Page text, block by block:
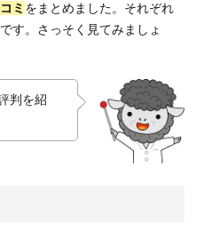
ミ をまとめました。それぞれ
す。さっそく見てみましょ
判を紹